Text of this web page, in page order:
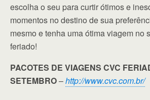
escolha o seu para curtir ótimos e
momentos no destino de sua
mesmo e tenha uma ótima viagem no
feriado!
PACOTES DE VIAGENS CVC
SETEMBRO–http://www.cvc.com.br/